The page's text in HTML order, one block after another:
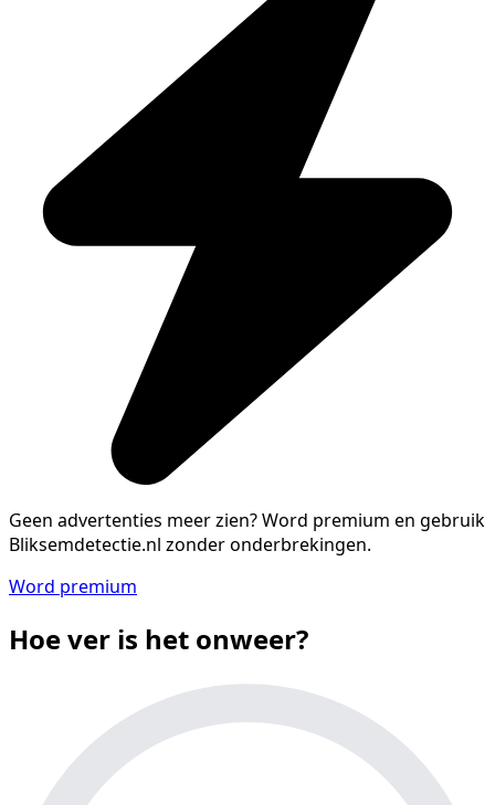
Geen advertenties meer zien?Word premium en gebruik
Bliksemdetectie.nl zonder onderbrekingen.
Word premium
Hoe ver is het onweer?